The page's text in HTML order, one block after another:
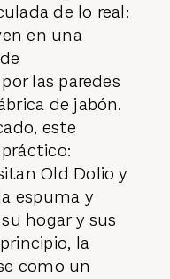
de lo real:
en una
las paredes
de jabón.
este
Old Dolio y
espuma y
hogar y sus
la
como un